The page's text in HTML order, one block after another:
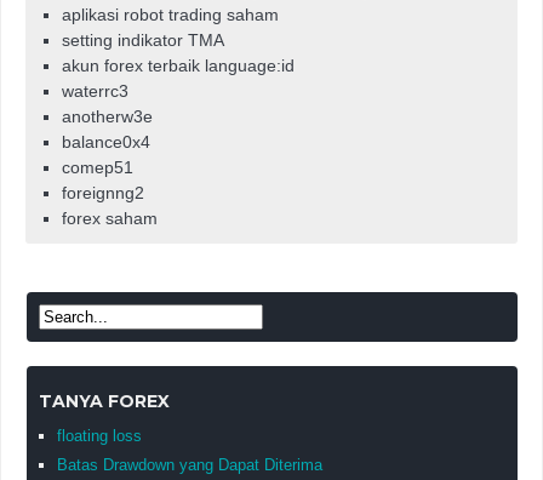
aplikasi robot trading saham
setting indikator TMA
akun forex terbaik language:id
waterrc3
anotherw3e
balance0x4
comep51
foreignng2
forex saham
TANYA FOREX
floating loss
Batas Drawdown yang Dapat Diterima